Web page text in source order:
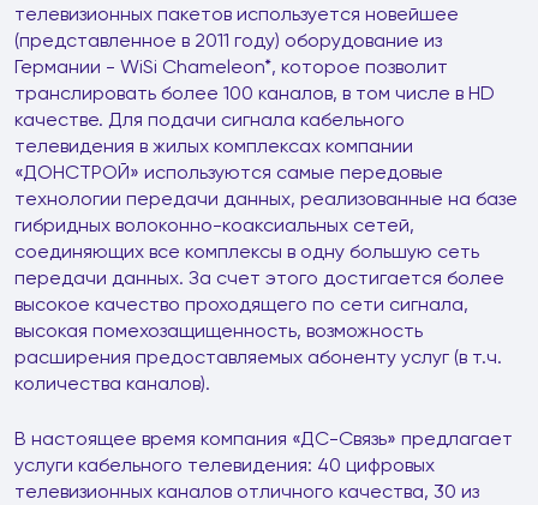
телевизионных пакетов используется новейшее
(представленное в 2011 году) оборудование из
Германии - WiSi Chameleon*, которое позволит
транслировать более 100 каналов, в том числе в HD
качестве. Для подачи сигнала кабельного
телевидения в жилых комплексах компании
«ДОНСТРОЙ» используются самые передовые
технологии передачи данных, реализованные на базе
гибридных волоконно-коаксиальных сетей,
соединяющих все комплексы в одну большую сеть
передачи данных. За счет этого достигается более
высокое качество проходящего по сети сигнала,
высокая помехозащищенность, возможность
расширения предоставляемых абоненту услуг (в т.ч.
количества каналов).
В настоящее время компания «ДС-Связь» предлагает
услуги кабельного телевидения: 40 цифровых
телевизионных каналов отличного качества, 30 из